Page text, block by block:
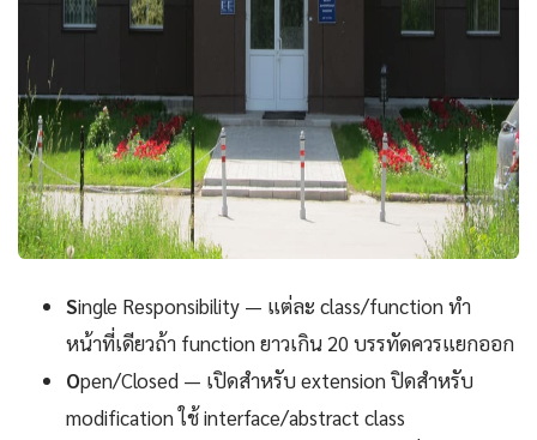
Single Responsibility — แต่ละ class/function ทำ
หน้าที่เดียวถ้า function ยาวเกิน 20 บรรทัดควรแยกออก
Open/Closed — เปิดสำหรับ extension ปิดสำหรับ
modification ใช้ interface/abstract class